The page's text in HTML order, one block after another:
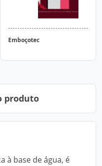
Emboçotec
produto
à base de água, é